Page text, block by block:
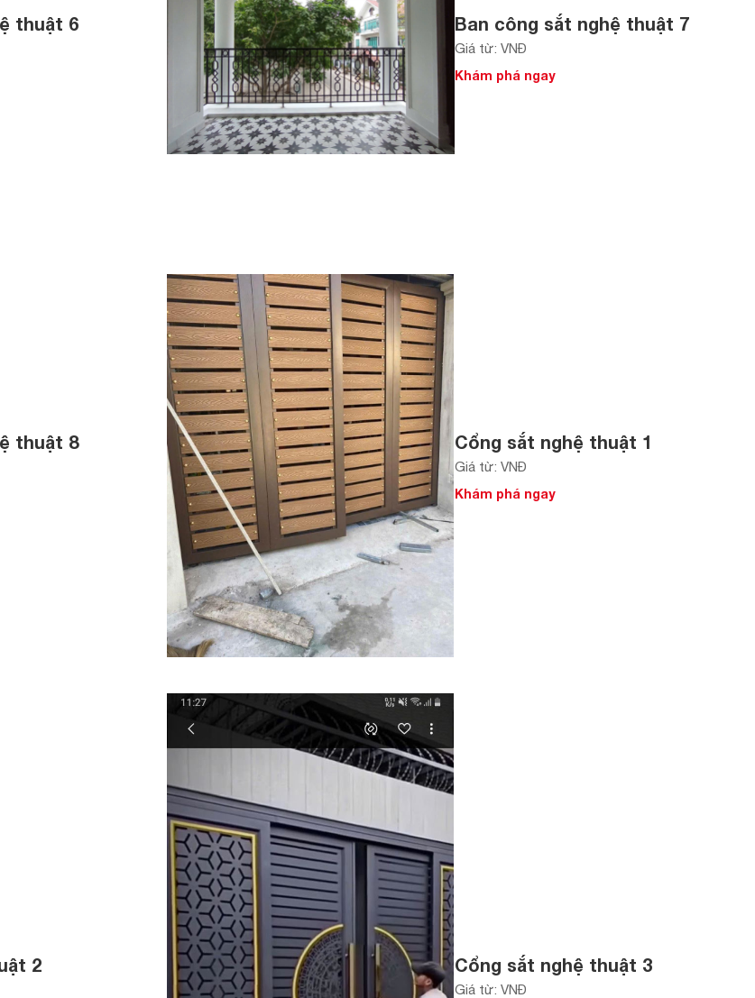
thuật 6 Ban công sắt nghệ thuật 7
Giá từ: VNĐ
Khám phá ngay
thuật 8 Cổng sắt nghệ thuật 1
Giá từ: VNĐ
Khám phá ngay
2 Cổng sắt nghệ thuật 3
Giá từ: VNĐ